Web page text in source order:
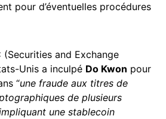
pour d’éventuelles procédures
(Securities and Exchange
Unis a inculpé Do Kwon pour
“une fraude aux titres de
de plusieurs
une stablecoin